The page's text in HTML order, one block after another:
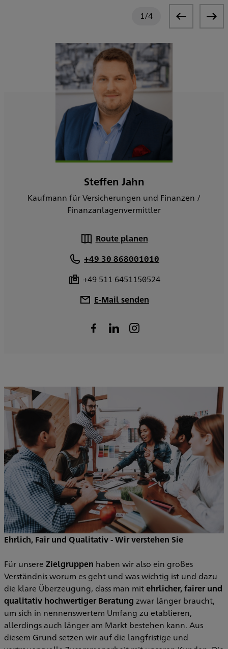
1/4
Steffen Jahn
Kaufmann für Versicherungen und Finanzen /
Finanzanlagenvermittler
Route planen
+49 30 868001010
+49 511 6451150524
E-Mail senden
Ehrlich, Fair und Qualitativ - Wir verstehen Sie
Für unsere Zielgruppen haben wir also ein großes
Verständnis worum es geht und was wichtig ist und dazu
die klare Überzeugung, dass man mitehrlicher, fairer und
qualitativ hochwertiger Beratung zwar länger braucht,
um sich in nennenswertem Umfang zu etablieren,
allerdings auch länger am Markt bestehen kann. Aus
diesem Grund setzen wir auf die langfristige und